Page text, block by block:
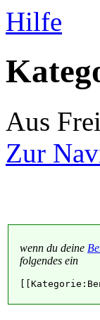
Hilfe
Aus
Zur
wenn du deine
folgendes ein